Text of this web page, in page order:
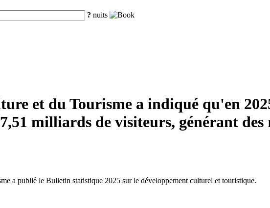
? nuits
et du Tourisme a indiqué qu'en
milliards de visiteurs, générant des
a publié le Bulletin statistique 2025 sur le développement culturel et touristique.